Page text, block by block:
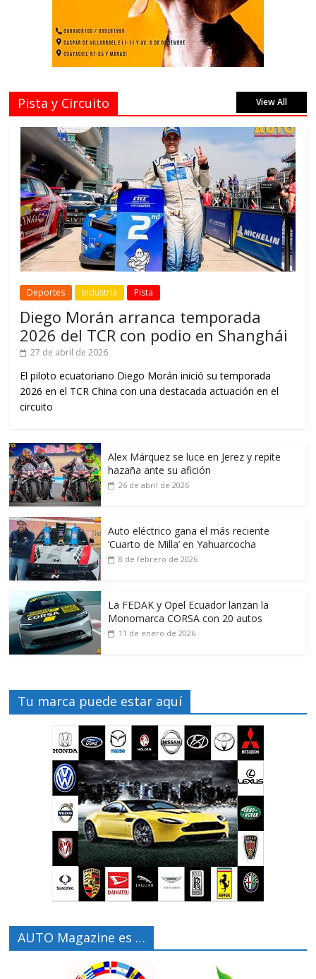
Pista y Circuito View All
Deportes Industria Pista
Diego Morán arranca temporada
2026 del TCR con podio en Shanghái
27 de abril de 2026
El piloto ecuatoriano Diego Morán inició su temporada
2026 en el TCR China con una destacada actuación en el
circuito
Alex Márquez se luce en Jerez y repite
hazaña ante su afición
26 de abril de 2026
Auto eléctrico gana el más reciente
‘Cuarto de Milla’ en Yahuarcocha
8 de febrero de 2026
La FEDAK y Opel Ecuador lanzan la
Monomarca CORSA con 20 autos
11 de enero de 2026
Tu marca puede estar aquí
AUTO Magazine es …